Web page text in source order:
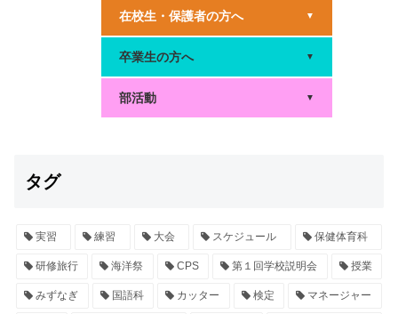
在校生・保護者の方へ ▼
卒業生の方へ ▼
部活動 ▼
タグ
実習 練習 大会 スケジュール 保健体育科
研修旅行 海洋祭 CPS 第１回学校説明会 授業
みずなぎ 国語科 カッター 検定 マネージャー